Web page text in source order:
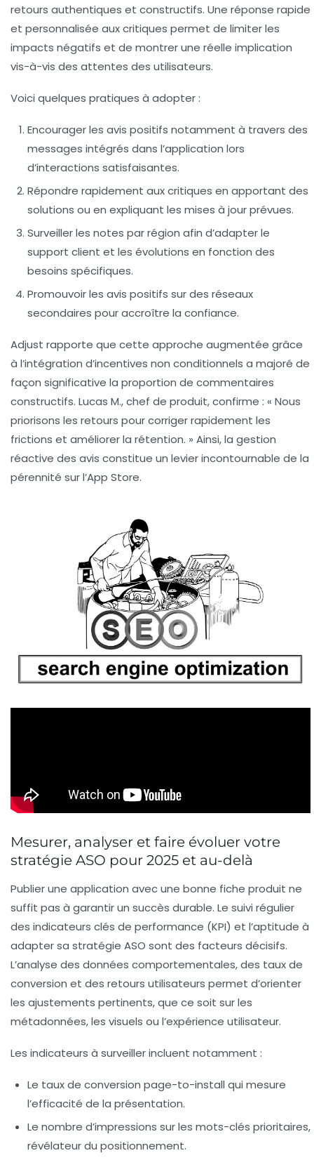
retours authentiques et constructifs. Une réponse rapide
et personnalisée aux critiques permet de limiter les
impacts négatifs et de montrer une réelle implication
vis-à-vis des attentes des utilisateurs.
Voici quelques pratiques à adopter :
Encourager les avis positifs notamment à travers des
messages intégrés dans l’application lors
d’interactions satisfaisantes.
Répondre rapidement aux critiques en apportant des
solutions ou en expliquant les mises à jour prévues.
Surveiller les notes par région afin d’adapter le
support client et les évolutions en fonction des
besoins spécifiques.
Promouvoir les avis positifs sur des réseaux
secondaires pour accroître la confiance.
Adjust rapporte que cette approche augmentée grâce
à l’intégration d’incentives non conditionnels a majoré de
façon significative la proportion de commentaires
constructifs. Lucas M., chef de produit, confirme : « Nous
priorisons les retours pour corriger rapidement les
frictions et améliorer la rétention. » Ainsi, la gestion
réactive des avis constitue un levier incontournable de la
pérennité sur l’App Store.
Mesurer, analyser et faire évoluer votre
stratégie ASO pour 2025 et au-delà
Publier une application avec une bonne fiche produit ne
suffit pas à garantir un succès durable. Le suivi régulier
des indicateurs clés de performance (KPI) et l’aptitude à
adapter sa stratégie ASO sont des facteurs décisifs.
L’analyse des données comportementales, des taux de
conversion et des retours utilisateurs permet d’orienter
les ajustements pertinents, que ce soit sur les
métadonnées, les visuels ou l’expérience utilisateur.
Les indicateurs à surveiller incluent notamment :
Le taux de conversion page-to-install qui mesure
l’efficacité de la présentation.
Le nombre d’impressions sur les mots-clés prioritaires,
révélateur du positionnement.